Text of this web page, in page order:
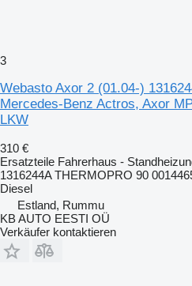
3
Webasto Axor 2 (01.04-)
Mercedes-Benz Actros, Axor
LKW
310 €
Ersatzteile Fahrerhaus -
1316244A THERMOPRO 90
Diesel
Estland, Rummu
KB AUTO EESTI OÜ
Verkäufer kontaktieren